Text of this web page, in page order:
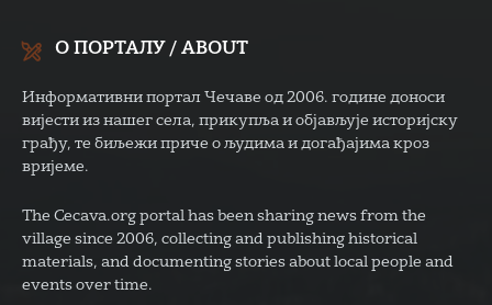
О ПОРТАЛУ / ABOUT
Информативни портал Чечаве од 2006. године доноси
вијести из нашег села, прикупља и објављује историјску
грађу, те биљежи приче о људима и догађајима кроз
вријеме.
The Cecava.org portal has been sharing news from the
village since 2006, collecting and publishing historical
materials, and documenting stories about local people and
events over time.